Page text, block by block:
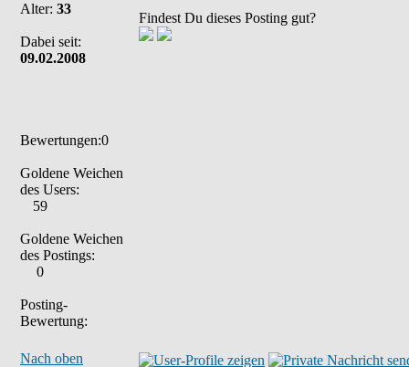
Alter: 33
Dabei seit:
09.02.2008
Bewertungen:0
Goldene Weichen
des Users:
59
Goldene Weichen
des Postings:
0
Posting-
Bewertung:
Findest Du dieses Posting gut?
Nach oben